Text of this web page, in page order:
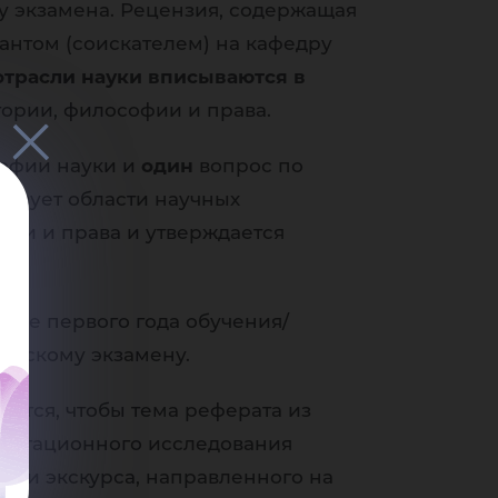
экзамена. Рецензия, содержащая
(соискателем) на кафедру
науки вписываются в
философии и права.
науки и один вопрос по
области научных
и права и утверждается
первого года обучения/
экзамену.
чтобы тема реферата из
исследования
экскурса, направленного на